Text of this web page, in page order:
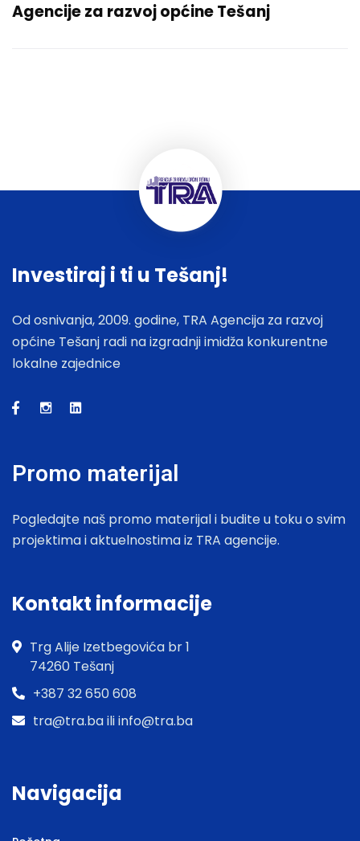
Agencije za razvoj općine Tešanj
Investiraj i ti u Tešanj!
Od osnivanja, 2009. godine, TRA Agencija za razvoj
općine Tešanj radi na izgradnji imidža konkurentne
lokalne zajednice
Promo materijal
Pogledajte naš promo materijal i budite u toku o svim
projektima i aktuelnostima iz TRA agencije.
Kontakt informacije
Trg Alije Izetbegovića br 1
74260 Tešanj
+387 32 650 608
tra@tra.ba ili info@tra.ba
Navigacija